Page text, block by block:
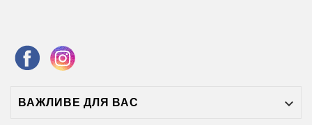
ВАЖЛИВЕ ДЛЯ ВАС 